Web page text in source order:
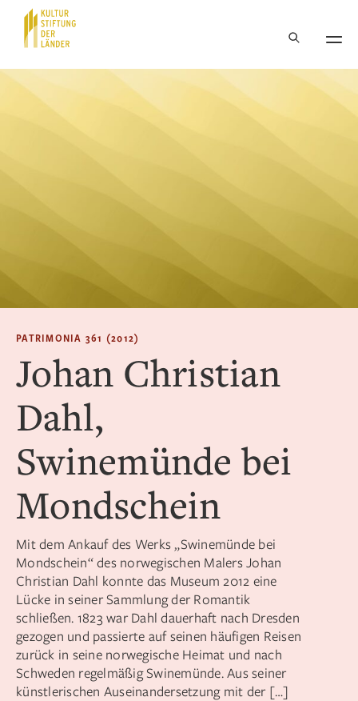
Hauptnavigation
PATRIMONIA 361 (2012)
Johan Christian
Dahl,
Swinemünde bei
Mondschein
Mit dem Ankauf des Werks „Swinemünde bei
Mondschein“ des norwegischen Malers Johan
Christian Dahl konnte das Museum 2012 eine
Lücke in seiner Sammlung der Romantik
schließen. 1823 war Dahl dauerhaft nach Dresden
gezogen und passierte auf seinen häufigen Reisen
zurück in seine norwegische Heimat und nach
Schweden regelmäßig Swinemünde. Aus seiner
künstlerischen Auseinandersetzung mit der […]